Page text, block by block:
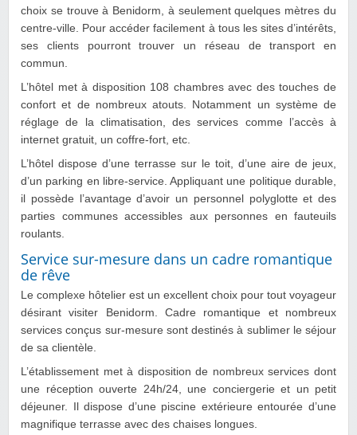
choix se trouve à Benidorm, à seulement quelques mètres du
centre-ville. Pour accéder facilement à tous les sites d’intérêts,
ses clients pourront trouver un réseau de transport en
commun.
L’hôtel met à disposition 108 chambres avec des touches de
confort et de nombreux atouts. Notamment un système de
réglage de la climatisation, des services comme l’accès à
internet gratuit, un coffre-fort, etc.
L’hôtel dispose d’une terrasse sur le toit, d’une aire de jeux,
d’un parking en libre-service. Appliquant une politique durable,
il possède l’avantage d’avoir un personnel polyglotte et des
parties communes accessibles aux personnes en fauteuils
roulants.
Service sur-mesure dans un cadre romantique
de rêve
Le complexe hôtelier est un excellent choix pour tout voyageur
désirant visiter Benidorm. Cadre romantique et nombreux
services conçus sur-mesure sont destinés à sublimer le séjour
de sa clientèle.
L’établissement met à disposition de nombreux services dont
une réception ouverte 24h/24, une conciergerie et un petit
déjeuner. Il dispose d’une piscine extérieure entourée d’une
magnifique terrasse avec des chaises longues.